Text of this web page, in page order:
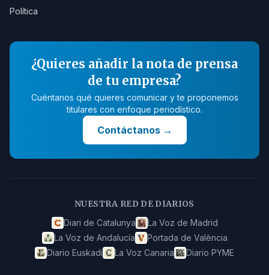
Política
¿Quieres añadir la nota de prensa
de tu empresa?
Cuéntanos qué quieres comunicar y te proponemos
titulares con enfoque periodístico.
Contáctanos→
NUESTRA RED DE DIARIOS
Diari de Catalunya
La Voz de Madrid
La Voz de Andalucía
Portada de València
Diario Euskadi
La Voz Canaria Diario PYME